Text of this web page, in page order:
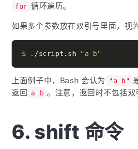
for 循环遍历。
如果多个参数放在双引号里面，视
$ ./script.sh "a b"
上面例子中，Bash 会认为 "a b"
返回 a b 。注意，返回时不包括双
shift 命令